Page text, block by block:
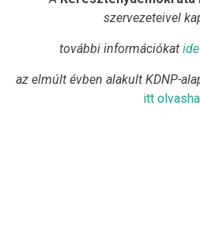
szervezeteivel
további információkat
az elmúlt évben alakult KDNP-
itt